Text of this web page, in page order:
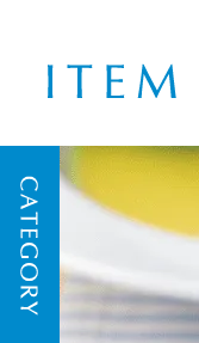
CATEGORY